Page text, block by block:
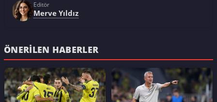
Editör
Merve Yıldız
ÖNERILEN HABERLER